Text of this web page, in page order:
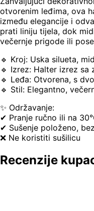
otvorenim leđima, ova
između elegancije i
prati liniju tijela, dok
večernje prigode ili
🔹 Kroj: Uska silueta,
🔹 Izrez: Halter izrez sa
🔹 Leđa: Otvorena, s
🔹 Stil: Elegantno,
✨ Održavanje:
✔ Pranje ručno ili na
✔ Sušenje položeno,
❌ Ne koristiti sušilicu
Recenzije